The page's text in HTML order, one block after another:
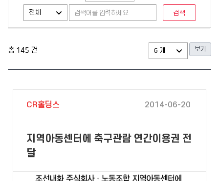
총 145 건
CR홀딩스 2014-06-20
지역아동센터에 축구관람 연간이용권 전
달